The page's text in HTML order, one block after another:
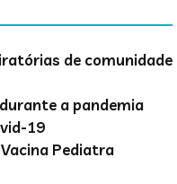
de comunidade
a pandemia
19
Pediatra